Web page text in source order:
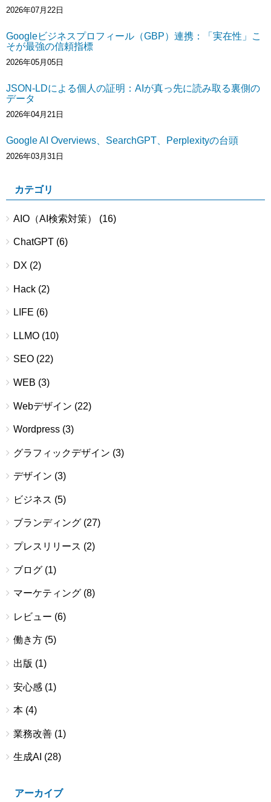
2026年07月22日
Googleビジネスプロフィール（GBP）連携：「実在性」こ
そが最強の信頼指標
2026年05月05日
JSON-LDによる個人の証明：AIが真っ先に読み取る裏側の
データ
2026年04月21日
Google AI Overviews、SearchGPT、Perplexityの台頭
2026年03月31日
カテゴリ
AIO（AI検索対策） (16)
ChatGPT (6)
DX (2)
Hack (2)
LIFE (6)
LLMO (10)
SEO (22)
WEB (3)
Webデザイン (22)
Wordpress (3)
グラフィックデザイン (3)
デザイン (3)
ビジネス (5)
ブランディング (27)
プレスリリース (2)
ブログ (1)
マーケティング (8)
レビュー (6)
働き方 (5)
出版 (1)
安心感 (1)
本 (4)
業務改善 (1)
生成AI (28)
アーカイブ